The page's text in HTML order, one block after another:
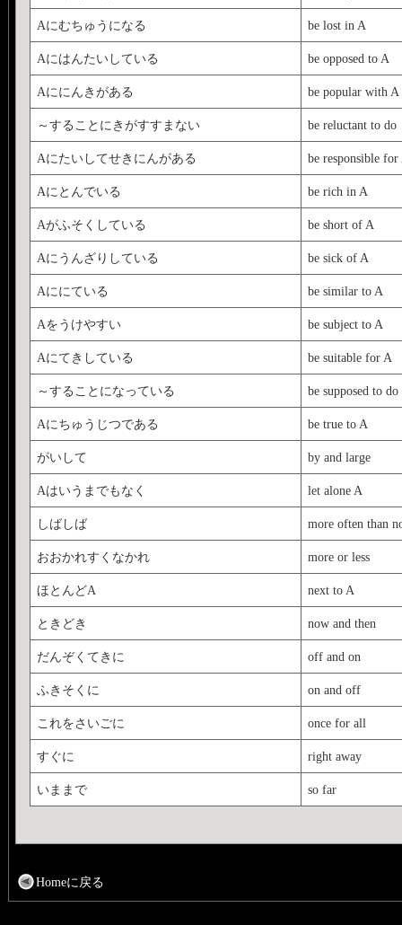
Aにむちゅうになる be lost in A
Aにはんたいしている be opposed to A
Aににんきがある be popular with A
～することにきがすすまない be reluctant to do
Aにたいしてせきにんがある be responsible for
Aにとんでいる be rich in A
Aがふそくしている be short of A
Aにうんざりしている be sick of A
Aににている be similar to A
Aをうけやすい be subject to A
Aにてきしている be suitable for A
～することになっている be supposed to do
Aにちゅうじつである be true to A
がいして by and large
Aはいうまでもなく let alone A
しばしば more often than
おおかれすくなかれ more or less
ほとんどA next to A
ときどき now and then
だんぞくてきに off and on
ふきそくに on and off
これをさいごに once for all
すぐに right away
いままで so far
Homeに戻る